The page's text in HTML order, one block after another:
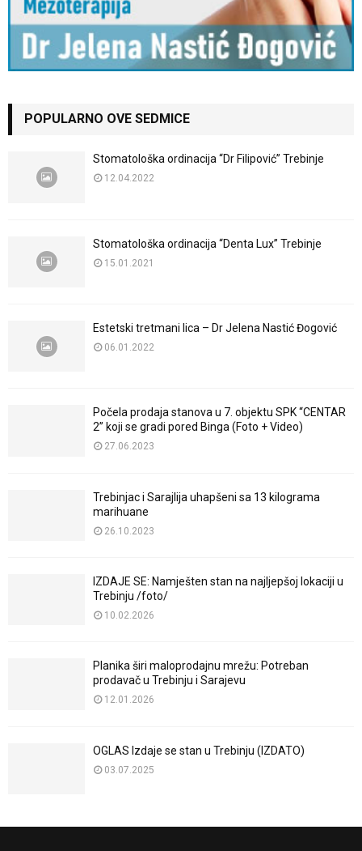
POPULARNO OVE SEDMICE
Stomatološka ordinacija “Dr Filipović” Trebinje
12.04.2022
Stomatološka ordinacija “Denta Lux” Trebinje
15.01.2021
Estetski tretmani lica – Dr Jelena Nastić Đogović
06.01.2022
Počela prodaja stanova u 7. objektu SPK “CENTAR
2” koji se gradi pored Binga (Foto + Video)
27.06.2023
Trebinjac i Sarajlija uhapšeni sa 13 kilograma
marihuane
26.10.2023
IZDAJE SE: Namješten stan na najljepšoj lokaciji u
Trebinju /foto/
10.02.2026
Planika širi maloprodajnu mrežu: Potreban
prodavač u Trebinju i Sarajevu
12.01.2026
OGLAS Izdaje se stan u Trebinju (IZDATO)
03.07.2025